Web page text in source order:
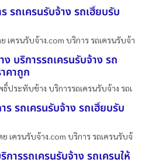
รถเครนรับจ้าง รถเฮี๊ยบรับ
เครนรับจ้าง.com บริการ รถเครนรับจ้า
บริการรถเครนรับจ้าง รถ
คาถูก
ประทับช้าง บริการรถเครนรับจ้าง รถเ
ร รถเครนรับจ้าง รถเฮี๊ยบรับ
เครนรับจ้าง.com บริการ รถเครนรับจ้
ารรถเครนรับจ้าง รถเครนให้